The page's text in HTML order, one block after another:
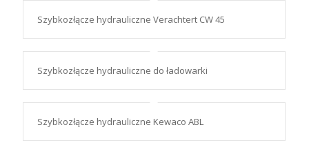
Szybkozłącze hydrauliczne Verachtert CW 45
Szybkozłącze hydrauliczne do ładowarki
Szybkozłącze hydrauliczne Kewaco ABL